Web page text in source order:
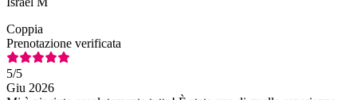
Coppia
Prenotazione verificata
5/5
Giu 2026